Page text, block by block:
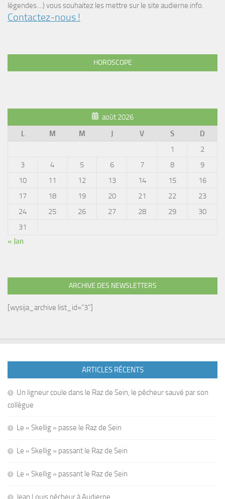
légendes....) vous souhaitez les mettre sur le site audierne.info.
Contactez-nous !
HOROSCOPE
août 2026
L
M M J V S
D
1
2
3
4 5 6 7 8
9
10
11 12 13 14 15
16
17
18 19 20 21 22
23
24
25 26 27 28 29
30
31
« Jan
ARCHIVE DES NEWSLETTERS
[wysija_archive list_id="3"]
ARTICLES RÉCENTS
Un ligneur coule dans le Raz de Sein, le pêcheur sauvé par son
collègue
Le « Skellig » passe le Raz de Sein
Le « Skellig » passant le Raz de Sein
Le « Skellig » passant le Raz de Sein
Jean Louis pêcheur à Audierne